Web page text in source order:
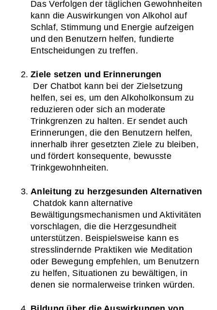
Das Verfolgen der täglichen Gewohnheiten
kann die Auswirkungen von Alkohol auf
Schlaf, Stimmung und Energie aufzeigen
und den Benutzern helfen, fundierte
Entscheidungen zu treffen.
Ziele setzen und Erinnerungen
helfen, sei es, um den Alkoholkonsum zu
reduzieren oder sich an moderate
Trinkgrenzen zu halten. Er sendet auch
Erinnerungen, die den Benutzern helfen,
innerhalb ihrer gesetzten Ziele zu bleiben,
und fördert konsequente, bewusste
Trinkgewohnheiten.
Anleitung zu herzgesunden Alternativen
Bewältigungsmechanismen und Aktivitäten
vorschlagen, die die Herzgesundheit
unterstützen. Beispielsweise kann es
stresslindernde Praktiken wie Meditation
oder Bewegung empfehlen, um Benutzern
zu helfen, Situationen zu bewältigen, in
denen sie normalerweise trinken würden.